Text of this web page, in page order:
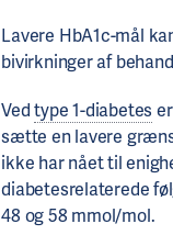
Lavere HbA1c-mål
bivirkninger af
Vedtype 1-diabetes
sætte en lavere
ikke har nået til
diabetesrelaterede
48 og 58 mmol/mol.